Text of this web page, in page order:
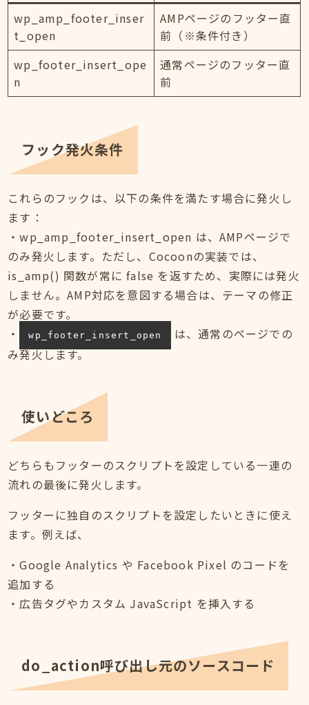
wp_amp_footer_inser
t_open
AMPページのフッター直
前（※条件付き）
wp_footer_insert_ope
n
通常ページのフッター直
前
フック発火条件
これらのフックは、以下の条件を満たす場合に発火し
ます：
・wp_amp_footer_insert_open は、AMPページで
のみ発火します。ただし、Cocoonの実装では、
is_amp() 関数が常に false を返すため、実際には発火
しません。AMP対応を意図する場合は、テーマの修正
が必要です。
・
wp_footer_insert_open
は、通常のページでの
み発火します。
使いどころ
どちらもフッターのスクリプトを設定している一連の
流れの最後に発火します。
フッターに独自のスクリプトを設定したいときに使え
ます。例えば、
・Google Analytics や Facebook Pixel のコードを
追加する
・広告タグやカスタム JavaScript を挿入する
do_action呼び出し元のソースコード